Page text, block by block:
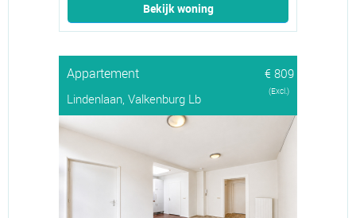
Bekijk woning
Appartement
€ 809
Lindenlaan, Valkenburg Lb
(Excl.)